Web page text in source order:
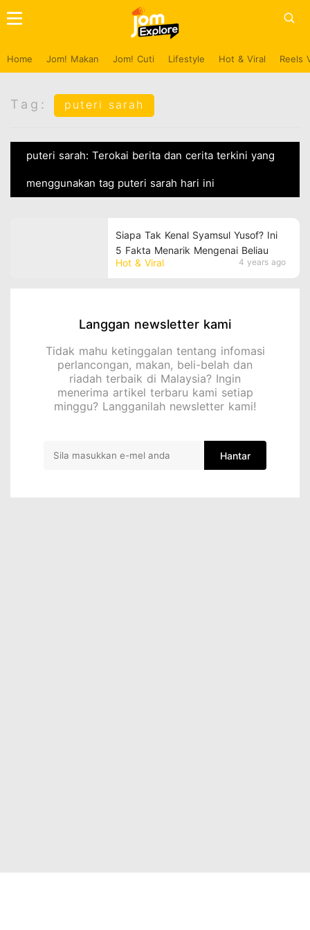
Home Jom! Makan Jom! Cuti Lifestyle Hot & Viral Reels
Tag: puteri sarah
puteri sarah: Terokai berita dan cerita terkini yang
menggunakan tag puteri sarah hari ini
Hot & Viral 4 years ago
Siapa Tak Kenal Syamsul Yusof? Ini
5 Fakta Menarik Mengenai Beliau
Langgan newsletter kami
Tidak mahu ketinggalan tentang infomasi
perlancongan, makan, beli-belah dan
riadah terbaik di Malaysia? Ingin
menerima artikel terbaru kami setiap
minggu? Langganilah newsletter kami!
Hantar